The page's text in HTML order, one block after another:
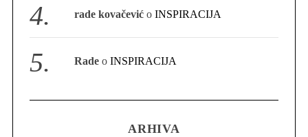
rade kovačević oINSPIRACIJA
Rade oINSPIRACIJA
ARHIVA
: